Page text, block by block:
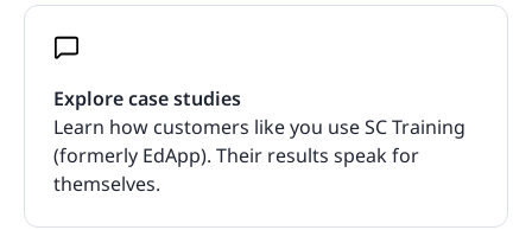
Explore case studies
Learn how customers like you use SC Training
(formerly EdApp). Their results speak for
themselves.